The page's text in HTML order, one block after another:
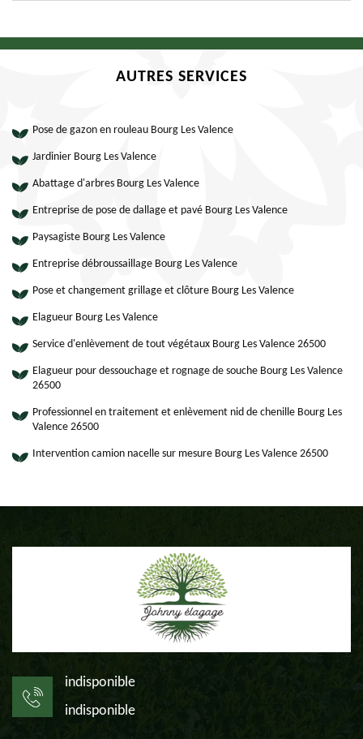
AUTRES SERVICES
Pose de gazon en rouleau Bourg Les Valence
Jardinier Bourg Les Valence
Abattage d'arbres Bourg Les Valence
Entreprise de pose de dallage et pavé Bourg Les Valence
Paysagiste Bourg Les Valence
Entreprise débroussaillage Bourg Les Valence
Pose et changement grillage et clôture Bourg Les Valence
Elagueur Bourg Les Valence
Service d'enlèvement de tout végétaux Bourg Les Valence 26500
Elagueur pour dessouchage et rognage de souche Bourg Les Valence
26500
Professionnel en traitement et enlèvement nid de chenille Bourg Les
Valence 26500
Intervention camion nacelle sur mesure Bourg Les Valence 26500
indisponible
indisponible